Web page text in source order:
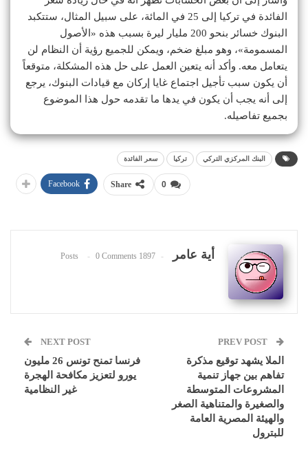
الفائدة في تركيا إلى 25 في المائة، على سبيل المثال، ستتكبد
البنوك خسائر بنحو 200 مليار ليرة بسبب هذه «الأصول
المسمومة»، وهو مبلغ ضخم، ويمكن للجميع رؤية أن النظام لن
يتعامل معه. وأكد أنه يتعين العمل على حل هذه المشكلة، متوقعاً
أن يكون سبب تأجيل اجتماع غايا إركان مع قيادات البنوك، يرجع
إلى أنه يجب أن يكون في يدها ما تقدمه حول هذا الموضوع
بجميع تفاصيله.
البنك المركزي التركي تركيا سعر الفائدة
0
Share
Facebook
أية عامر 1897 Posts
0 Comments
الملا يشهد توقيع مذكرة
تفاهم بين جهاز تنمية
المشروعات المتوسطة
والصغيرة والمتناهية الصغر
والهيئة المصرية العامة
للبترول
NEXT POST
فرنسا تمنح تونس 26 مليون
يورو لتعزيز مكافحة الهجرة
غير النظامية